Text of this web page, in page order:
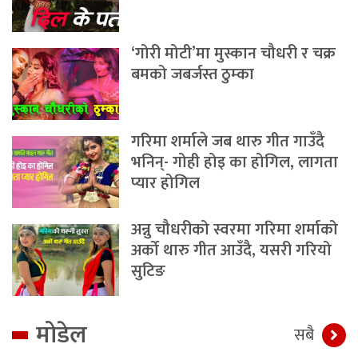
‘गोरी मोटी’मा मुस्कान चौधरी र चक्र
बमको जबर्जस्त ठुम्का
गरिमा शर्माले जब थारु गीत गाउँदै
भनिन्- गोही होइ का होगिल, लागता
प्यार होगिल
अन्नु चौधरीको स्वरमा गरिमा शर्माको
अर्को थारु गीत आउँदै, यसरी गरियो
सुटिङ
मोडेल सबै